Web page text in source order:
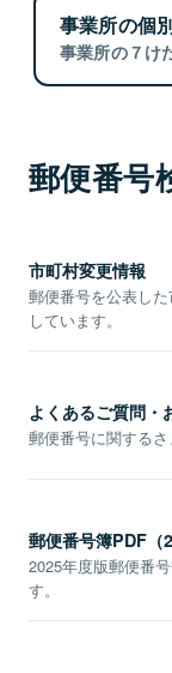
事業所の個
事業所の７け
郵便番号
市町村変更情報
郵便番号を公表し
しています。
よくあるご質問・
郵便番号に関するさ
郵便番号簿PDF（
2025年度版郵便番
す。